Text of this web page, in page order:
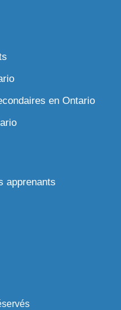
en Ontario
apprenants